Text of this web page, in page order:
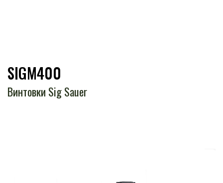
SIGM400
Винтовки Sig Sauer